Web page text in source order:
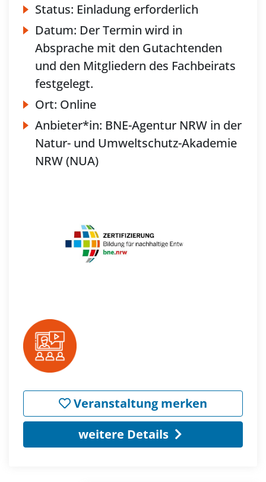
Status: Einladung erforderlich
Datum: Der Termin wird in
Absprache mit den Gutachtenden
und den Mitgliedern des Fachbeirats
festgelegt.
Ort: Online
Anbieter*in: BNE-Agentur NRW in der
Natur- und Umweltschutz-Akademie
NRW (NUA)
Veranstaltung merken
weitere Details